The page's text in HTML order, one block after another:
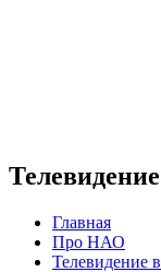
Главная
Про НАО
Телевидение